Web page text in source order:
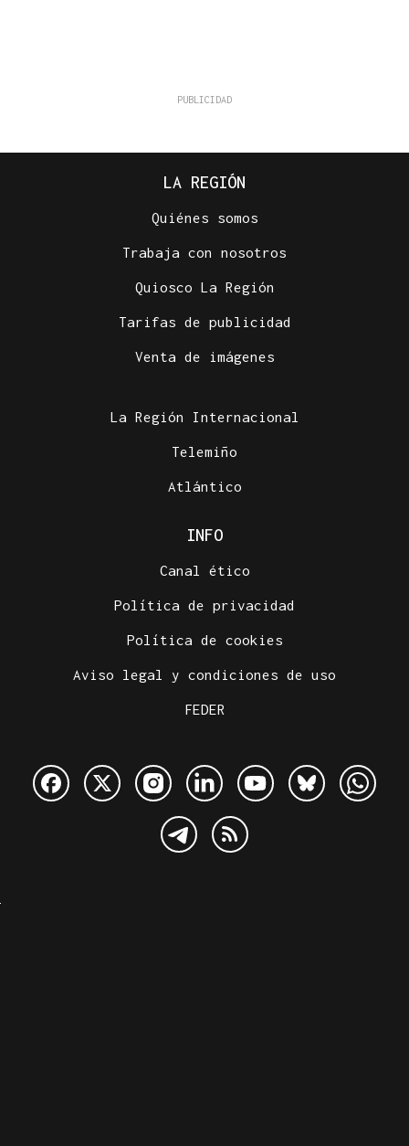
LA REGIÓN
Quiénes somos
Trabaja con nosotros
Quiosco La Región
Tarifas de publicidad
Venta de imágenes
La Región Internacional
Telemiño
Atlántico
INFO
Canal ético
Política de privacidad
Política de cookies
Aviso legal y condiciones de uso
FEDER